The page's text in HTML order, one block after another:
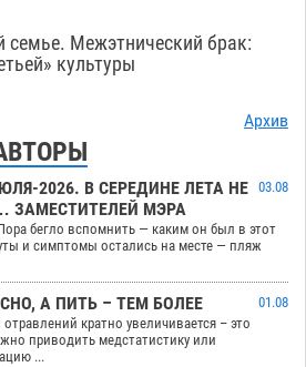
семье. Межэтнический брак:
культуры
Архив
2026. В СЕРЕДИНЕ ЛЕТА НЕ
ЗАМЕСТИТЕЛЕЙ МЭРА
03.08
бегло вспомнить — каким он был в этот
и симптомы остались на месте — пляж
А ПИТЬ – ТЕМ БОЛЕЕ
01.08
кратно увеличивается – это
приводить медстатистику или
...